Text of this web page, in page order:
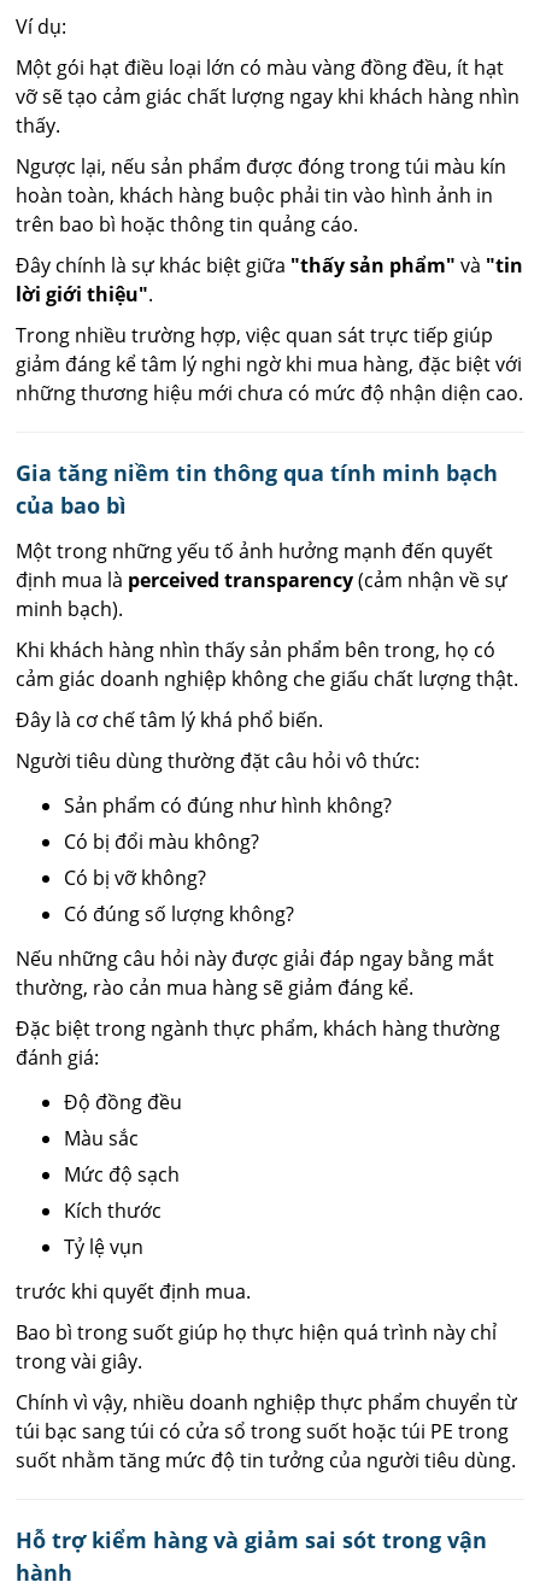
Ví dụ:
Một gói hạt điều loại lớn có màu vàng đồng đều, ít hạt
vỡ sẽ tạo cảm giác chất lượng ngay khi khách hàng nhìn
thấy.
Ngược lại, nếu sản phẩm được đóng trong túi màu kín
hoàn toàn, khách hàng buộc phải tin vào hình ảnh in
trên bao bì hoặc thông tin quảng cáo.
Đây chính là sự khác biệt giữa "thấy sản phẩm" và "tin
lời giới thiệu".
Trong nhiều trường hợp, việc quan sát trực tiếp giúp
giảm đáng kể tâm lý nghi ngờ khi mua hàng, đặc biệt với
những thương hiệu mới chưa có mức độ nhận diện cao.
Gia tăng niềm tin thông qua tính minh bạch
của bao bì
Một trong những yếu tố ảnh hưởng mạnh đến quyết
định mua là perceived transparency(cảm nhận về sự
minh bạch).
Khi khách hàng nhìn thấy sản phẩm bên trong, họ có
cảm giác doanh nghiệp không che giấu chất lượng thật.
Đây là cơ chế tâm lý khá phổ biến.
Người tiêu dùng thường đặt câu hỏi vô thức:
Sản phẩm có đúng như hình không?
Có bị đổi màu không?
Có bị vỡ không?
Có đúng số lượng không?
Nếu những câu hỏi này được giải đáp ngay bằng mắt
thường, rào cản mua hàng sẽ giảm đáng kể.
Đặc biệt trong ngành thực phẩm, khách hàng thường
đánh giá:
Độ đồng đều
Màu sắc
Mức độ sạch
Kích thước
Tỷ lệ vụn
trước khi quyết định mua.
Bao bì trong suốt giúp họ thực hiện quá trình này chỉ
trong vài giây.
Chính vì vậy, nhiều doanh nghiệp thực phẩm chuyển từ
túi bạc sang túi có cửa sổ trong suốt hoặc túi PE trong
suốt nhằm tăng mức độ tin tưởng của người tiêu dùng.
Hỗ trợ kiểm hàng và giảm sai sót trong vận
hành